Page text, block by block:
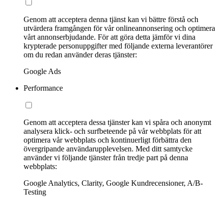
Genom att acceptera denna tjänst kan vi bättre förstå och
utvärdera framgången för vår onlineannonsering och optimera
vårt annonserbjudande. För att göra detta jämför vi dina
krypterade personuppgifter med följande externa leverantörer
om du redan använder deras tjänster:
Google Ads
Performance
Genom att acceptera dessa tjänster kan vi spåra och anonymt
analysera klick- och surfbeteende på vår webbplats för att
optimera vår webbplats och kontinuerligt förbättra den
övergripande användarupplevelsen. Med ditt samtycke
använder vi följande tjänster från tredje part på denna
webbplats:
Google Analytics, Clarity, Google Kundrecensioner, A/B-
Testing